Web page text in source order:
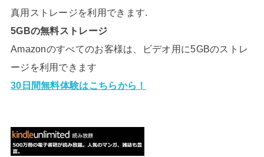
真用ストレージを利用できます.
5GBの無料ストレージ
Amazonのすべてのお客様は、ビデオ用に5GBのストレ
ージを利用できます
30日間無料体験はこちらから！